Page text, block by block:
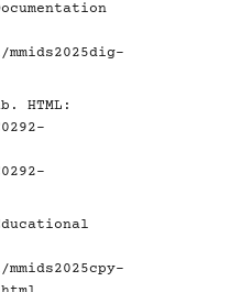
HTML: